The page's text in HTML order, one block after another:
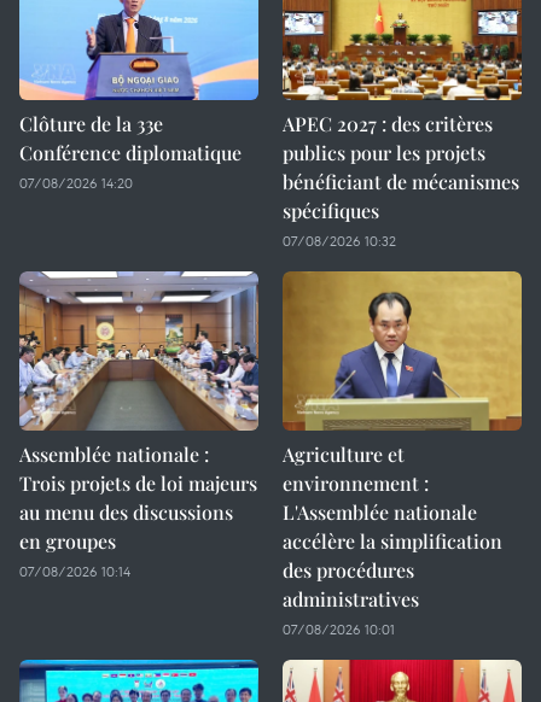
Clôture de la 33e
Conférence diplomatique
07/08/2026 14:20
APEC 2027 : des critères
publics pour les projets
bénéficiant de mécanismes
spécifiques
07/08/2026 10:32
Assemblée nationale :
Trois projets de loi majeurs
au menu des discussions
en groupes
07/08/2026 10:14
Agriculture et
environnement :
L'Assemblée nationale
accélère la simplification
des procédures
administratives
07/08/2026 10:01